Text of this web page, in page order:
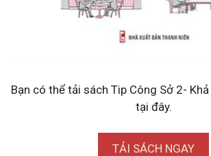
Bạn có thể tải sách Tip Công Sở 2-
tại đây.
TẢI SÁCH NGAY